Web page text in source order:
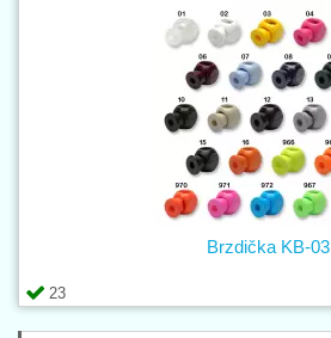
23
Brzdička KB-03